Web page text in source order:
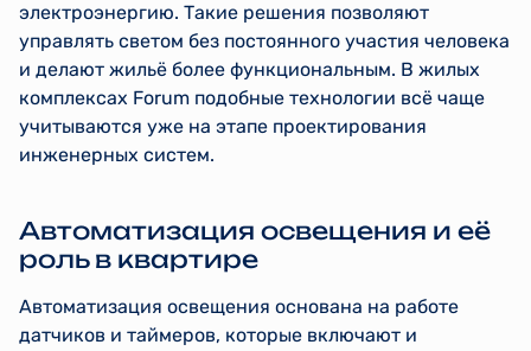
электроэнергию. Такие решения позволяют
управлять светом без постоянного участия человека
и делают жильё более функциональным. В жилых
комплексах Forum подобные технологии всё чаще
учитываются уже на этапе проектирования
инженерных систем.
Автоматизация освещения и её
роль в квартире
Автоматизация освещения основана на работе
датчиков и таймеров, которые включают и